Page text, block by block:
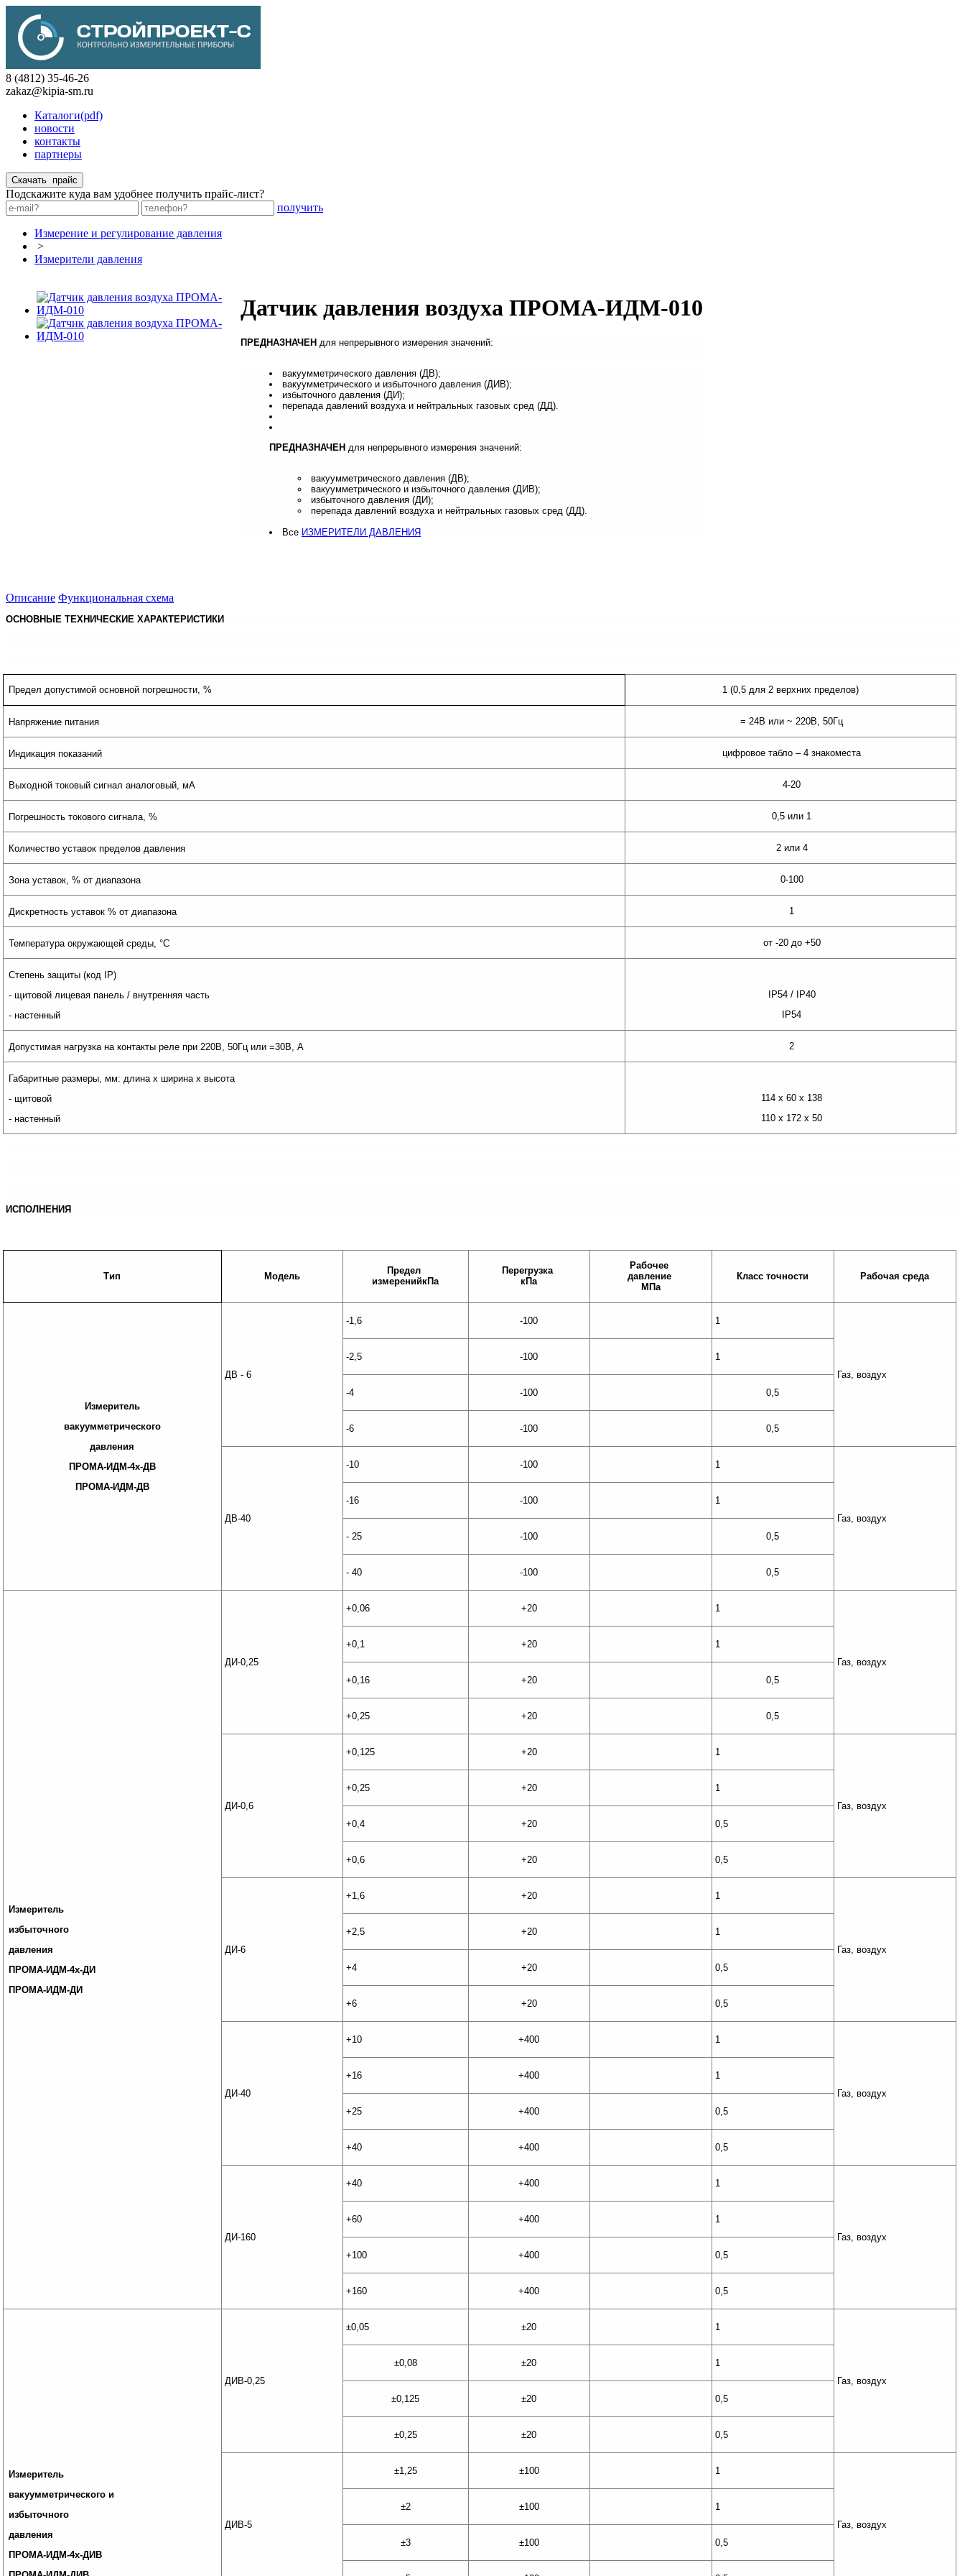
8 (4812) 35-46-26
zakaz@kipia-sm.ru
Каталоги(pdf)
новости
контакты
партнеры
Подскажите куда вам удобнее получить прайс-лист?
получить
Измерение и регулирование давления
>
Измерители давления
Датчик давления воздуха ПРОМА-ИДМ-010
ПРЕДНАЗНАЧЕН для непрерывного измерения значений:
вакуумметрического давления (ДВ);
вакуумметрического и избыточного давления (ДИВ);
избыточного давления (ДИ);
перепада давлений воздуха и нейтральных газовых сред (ДД).
ПРЕДНАЗНАЧЕН для непрерывного измерения значений:
вакуумметрического давления (ДВ);
вакуумметрического и избыточного давления (ДИВ);
избыточного давления (ДИ);
перепада давлений воздуха и нейтральных газовых сред (ДД).
Все ИЗМЕРИТЕЛИ ДАВЛЕНИЯ
Описание Функциональная схема
ОСНОВНЫЕ ТЕХНИЧЕСКИЕ ХАРАКТЕРИСТИКИ
Предел допустимой основной погрешности, % 1 (0,5 для 2 верхних пределов)
Напряжение питания = 24В или ~ 220В, 50Гц
Индикация показаний цифровое табло – 4 знакоместа
Выходной токовый сигнал аналоговый, мА 4-20
Погрешность токового сигнала, % 0,5 или 1
Количество уставок пределов давления 2 или 4
Зона уставок, % от диапазона 0-100
Дискретность уставок % от диапазона 1
Температура окружающей среды, °С от -20 до +50
Степень защиты (код IP)
- щитовой лицевая панель / внутренняя часть
- настенный
IP54 / IP40
IP54
Допустимая нагрузка на контакты реле при 220В, 50Гц или =30В, А 2
Габаритные размеры, мм: длина х ширина х высота
- щитовой
- настенный
114 х 60 х 138
110 х 172 х 50
ИСПОЛНЕНИЯ
Тип Модель
Предел
измеренийкПа
Перегрузка
кПа
Рабочее
давление
МПа
Класс точности Рабочая среда
Измеритель
вакуумметрического
давления
ПРОМА-ИДМ-4х-ДВ
ПРОМА-ИДМ-ДВ
ДВ - 6
-1,6 -100 1
Газ, воздух
-2,5 -100 1
-4 -100 0,5
-6 -100 0,5
ДВ-40
-10 -100 1
Газ, воздух
-16 -100 1
- 25 -100 0,5
- 40 -100 0,5
Измеритель
избыточного
давления
ПРОМА-ИДМ-4х-ДИ
ПРОМА-ИДМ-ДИ
ДИ-0,25
+0,06 +20 1
Газ, воздух
+0,1 +20 1
+0,16 +20 0,5
+0,25 +20 0,5
ДИ-0,6
+0,125 +20 1
Газ, воздух
+0,25 +20 1
+0,4 +20 0,5
+0,6 +20 0,5
ДИ-6
+1,6 +20 1
Газ, воздух
+2,5 +20 1
+4 +20 0,5
+6 +20 0,5
ДИ-40
+10 +400 1
Газ, воздух
+16 +400 1
+25 +400 0,5
+40 +400 0,5
ДИ-160
+40 +400 1
Газ, воздух
+60 +400 1
+100 +400 0,5
+160 +400 0,5
Измеритель
вакуумметрического и
избыточного
давления
ПРОМА-ИДМ-4х-ДИВ
ДИВ-0,25
±0,05 ±20 1
Газ, воздух
±0,08 ±20 1
±0,125 ±20 0,5
±0,25 ±20 0,5
ДИВ-5
±1,25 ±100 1
Газ, воздух
±2 ±100 1
±3 ±100 0,5